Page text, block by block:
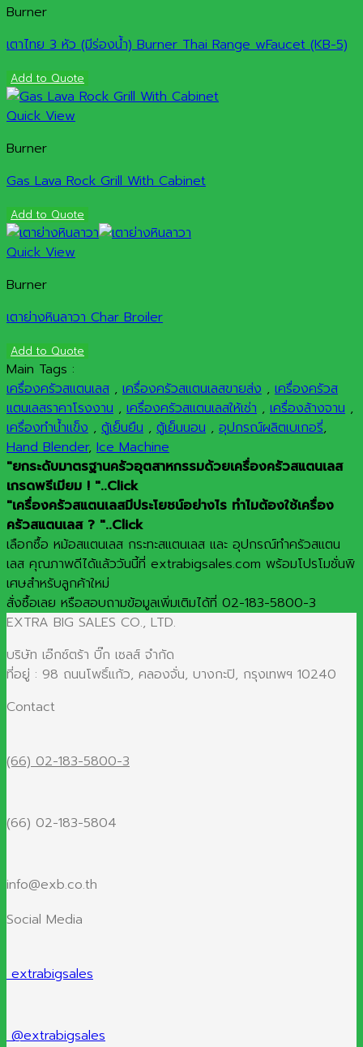
Burner
เตาไทย 3 หัว (มีร่องน้ำ) Burner Thai Range wFaucet (KB-5)
Add to Quote
Quick View
Burner
Gas Lava Rock Grill With Cabinet
Add to Quote
Quick View
Burner
เตาย่างหินลาวา Char Broiler
Add to Quote
Main Tags :
เครื่องครัวสแตนเลส , เครื่องครัวสแตนเลสขายส่ง , เครื่องครัวส
แตนเลสราคาโรงงาน , เครื่องครัวสแตนเลสให้เช่า , เครื่องล้างจาน ,
เครื่องทำน้ำแข็ง , ตู้เย็นยืน , ตู้เย็นนอน , อุปกรณ์ผลิตเบเกอรี่,
Hand Blender, Ice Machine
"ยกระดับมาตรฐานครัวอุตสาหกรรมด้วยเครื่องครัวสแตนเลส
เกรดพรีเมียม ! "..Click
"เครื่องครัวสแตนเลสมีประโยชน์อย่างไร ทำไมต้องใช้เครื่อง
ครัวสแตนเลส ? "..Click
เลือกซื้อ หม้อสแตนเลส กระทะสแตนเลส และ อุปกรณ์ทำครัวสแตน
เลส คุณภาพดีได้แล้ววันนี้ที่ extrabigsales.com พร้อมโปรโมชั่นพิ
เศษสำหรับลูกค้าใหม่
สั่งซื้อเลย หรือสอบถามข้อมูลเพิ่มเติมได้ที่ 02-183-5800-3
EXTRA BIG SALES CO., LTD.
บริษัท เอ๊กซ์ตร้า บิ๊ก เซลส์ จำกัด
ที่อยู่ : 98 ถนนโพธิ์แก้ว, คลองจั่น, บางกะปิ, กรุงเทพฯ 10240
Contact
(66) 02-183-5800-3
(66) 02-183-5804
info@exb.co.th
Social Media
extrabigsales
@extrabigsales